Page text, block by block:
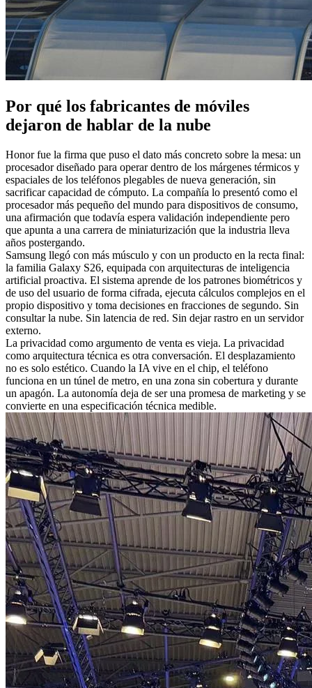
Por qué los fabricantes de móviles
dejaron de hablar de la nube
Honor fue la firma que puso el dato más concreto sobre la mesa: un
procesador diseñado para operar dentro de los márgenes térmicos y
espaciales de los teléfonos plegables de nueva generación, sin
sacrificar capacidad de cómputo. La compañía lo presentó como el
procesador más pequeño del mundo para dispositivos de consumo,
una afirmación que todavía espera validación independiente pero
que apunta a una carrera de miniaturización que la industria lleva
años postergando.
Samsung llegó con más músculo y con un producto en la recta final:
la familia Galaxy S26, equipada con arquitecturas de inteligencia
artificial proactiva. El sistema aprende de los patrones biométricos y
de uso del usuario de forma cifrada, ejecuta cálculos complejos en el
propio dispositivo y toma decisiones en fracciones de segundo. Sin
consultar la nube. Sin latencia de red. Sin dejar rastro en un servidor
externo.
La privacidad como argumento de venta es vieja. La privacidad
como arquitectura técnica es otra conversación. El desplazamiento
no es solo estético. Cuando la IA vive en el chip, el teléfono
funciona en un túnel de metro, en una zona sin cobertura y durante
un apagón. La autonomía deja de ser una promesa de marketing y se
convierte en una especificación técnica medible.